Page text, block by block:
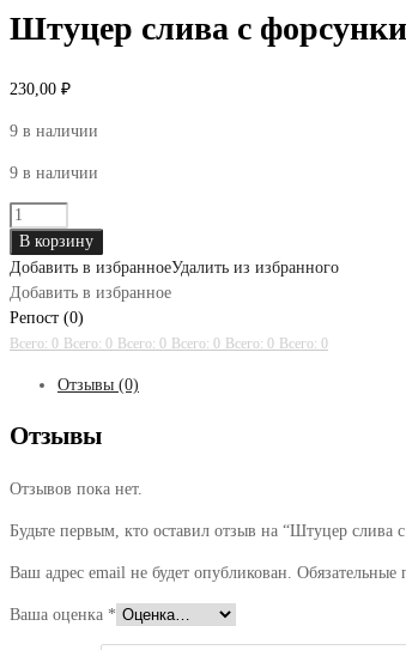
Штуцер слива с
230,00 ₽
9 в наличии
9 в наличии
Количество
товара
Штуцер
слива
с
форсунки
1111112-
ЕВРО-2
М8*1,0,
22)
В корзину
Добавить в избранноеУдалить из избранного
Добавить в избранное
Репост (0)
Всего: 0 Всего: 0 Всего: 0 Всего: 0 Всего: 0 Всего: 0
Отзывы (0)
Отзывы
Отзывов пока нет.
Будьте первым, кто оставил отзыв на “Штуцер
Ваш адрес email не будет опубликован. Обязательные
Ваша оценка *